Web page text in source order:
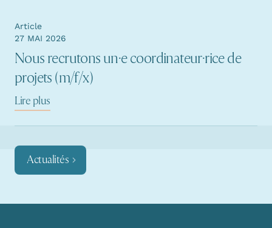
Nous recrutons un·e coordinateur·rice de
projets (m/f/x)
Article
27 MAI 2026
Lire plus
Actualités